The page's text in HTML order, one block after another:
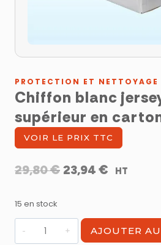
PROTECTION ET NETTOYAGE
Chiffon blanc
supérieur en
VOIR LE PRIX TTC
29,80€ Le
était :
29,80 €.
23,94 € Le
est :
23,94 €.
HT
15 en stock
quantité
de
AJOUTER